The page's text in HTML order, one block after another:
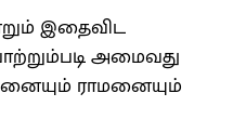
இதைவிட
அமைவது
ராமனையும்